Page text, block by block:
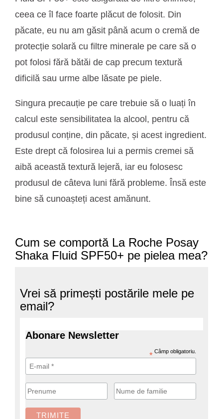
ceea ce îl face foarte plăcut de folosit. Din
păcate, eu nu am găsit până acum o cremă de
protecție solară cu filtre minerale pe care să o
pot folosi fără bătăi de cap precum textură
dificilă sau urme albe lăsate pe piele.
Singura precauție pe care trebuie să o luați în
calcul este sensibilitatea la alcool, pentru că
produsul conține, din păcate, și acest ingredient.
Este drept că folosirea lui a permis cremei să
aibă această textură lejeră, iar eu folosesc
produsul de câteva luni fără probleme. Însă este
bine să cunoașteți acest amănunt.
Cum se comportă La Roche Posay
Shaka Fluid SPF50+ pe pielea mea?
Vrei să primești postările mele pe
email?
Abonare Newsletter
* Câmp obligatoriu.